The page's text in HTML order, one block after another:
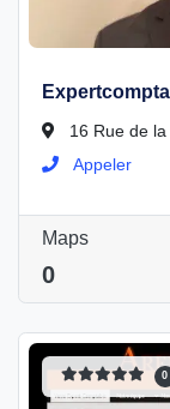
16 Rue de
Appeler
Maps
0
0